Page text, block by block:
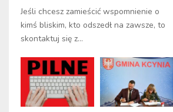
Jeśli chcesz zamieścić wspomnienie o
kimś bliskim, kto odszedł na zawsze, to
skontaktuj się z...